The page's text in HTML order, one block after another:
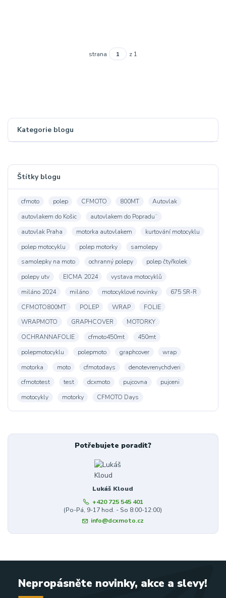
Kategorie blogu
Štítky blogu
cfmoto polep CFMOTO 800MT
Autovlak
autovlakem do Košic
autovlakem do Popradu¨
autovlak Praha
motorka autovlakem
kurtování motocyklu
polep motocyklu
polep motorky
samolepy
samolepky na moto
ochranný polepy
polep čtyřkolek
polepy utv
EICMA 2024
vystava motocyklů
miláno 2024
miláno motocyklové novinky
675 SR-R
CFMOTO800MT
POLEP WRAP
FOLIE
WRAPMOTO
GRAPHCOVER
MOTORKY
OCHRANNAFOLIE
cfmoto450mt
450mt
polepmotocyklu
polepmoto graphcover
wrap
motorka
moto cfmotodays
denotevrenychdveri
cfmototest
test dcxmoto pujcovna
pujceni
motocykly
motorky CFMOTO Days
Potřebujete poradit?
Lukáš Kloud
+420 725 545 401
(Po-Pá, 9-17 hod. - So 8:00-12:00)
info@dcxmoto.cz
strana z 1
Nepropásněte novinky, akce a slevy!